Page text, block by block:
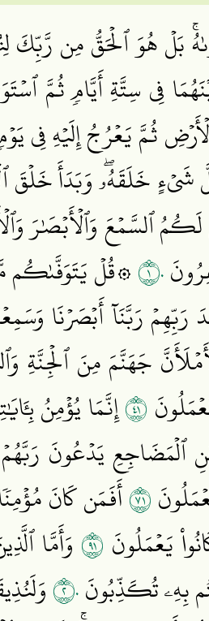
بَلۡ هُوَ ٱلۡحَقُّ مِن رَّبِّكَ
فِي سِتَّةِ أَيَّامٖ ثُمَّ
ثُمَّ يَعۡرُجُ إِلَيۡهِ فِي
خَلَقَهُۥۖ وَبَدَأَ خَلۡقَ
ٱلسَّمۡعَ وَٱلۡأَبۡصَٰرَ
١٠۞قُلۡ يَتَوَفَّىٰكُم
رَبَّنَآ أَبۡصَرۡنَا
جَهَنَّمَ مِنَ ٱلۡجِنَّةِ
١٤إِنَّمَا يُؤۡمِنُ
ٱلۡمَضَاجِعِ يَدۡعُونَ
١٧أَفَمَن كَانَ
يَعۡمَلُونَ ١٩ وَأَمَّا
بِهِۦ تُكَذِّبُونَ٢٠